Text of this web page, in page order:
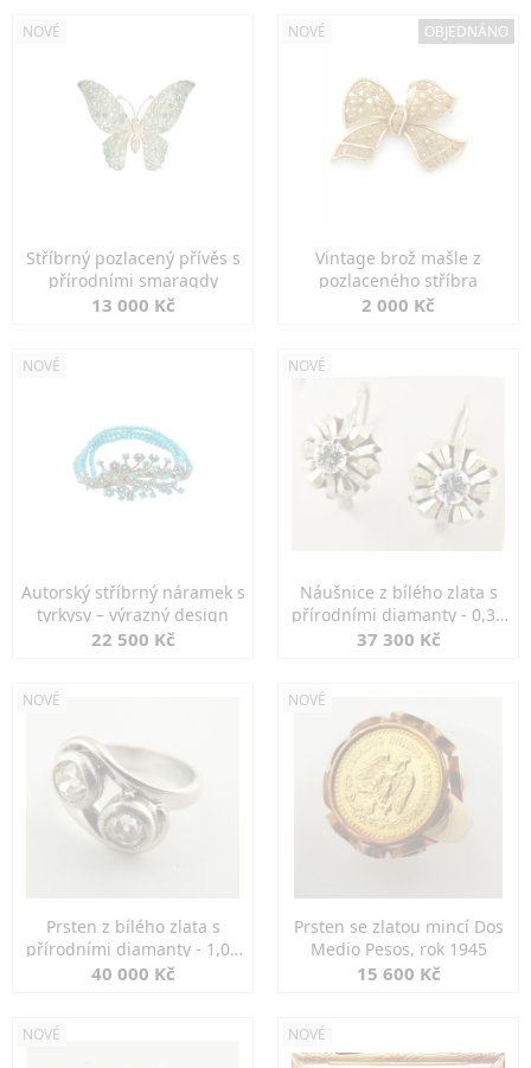
NOVÉ
Stříbrný pozlacený přívěs s
přírodními smaragdy
13 000 Kč
NOVÉ OBJEDNÁNO
Vintage brož mašle z
pozlaceného stříbra
2 000 Kč
NOVÉ
Autorský stříbrný náramek s
tyrkysy – výrazný design
22 500 Kč
NOVÉ
Náušnice z bílého zlata s
přírodními diamanty - 0,30
ct
37 300 Kč
NOVÉ
Prsten z bílého zlata s
přírodními diamanty - 1,00
ct
40 000 Kč
NOVÉ
Prsten se zlatou mincí Dos
Medio Pesos, rok 1945
15 600 Kč
NOVÉ NOVÉ